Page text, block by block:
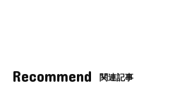
Recommend 関連記事